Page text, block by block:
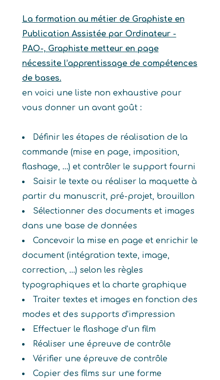
La formation au métier de Graphiste en
Publication Assistée par Ordinateur -
PAO-, Graphiste metteur en page
nécessite l’apprentissage de compétences
de bases.
en voici une liste non exhaustive pour
vous donner un avant goût :
Définir les étapes de réalisation de la
commande (mise en page, imposition,
flashage, ...) et contrôler le support fourni
Saisir le texte ou réaliser la maquette à
partir du manuscrit, pré-projet, brouillon
Sélectionner des documents et images
dans une base de données
Concevoir la mise en page et enrichir le
document (intégration texte, image,
correction, ...) selon les règles
typographiques et la charte graphique
Traiter textes et images en fonction des
modes et des supports d'impression
Effectuer le flashage d'un film
Réaliser une épreuve de contrôle
Vérifier une épreuve de contrôle
Copier des films sur une forme